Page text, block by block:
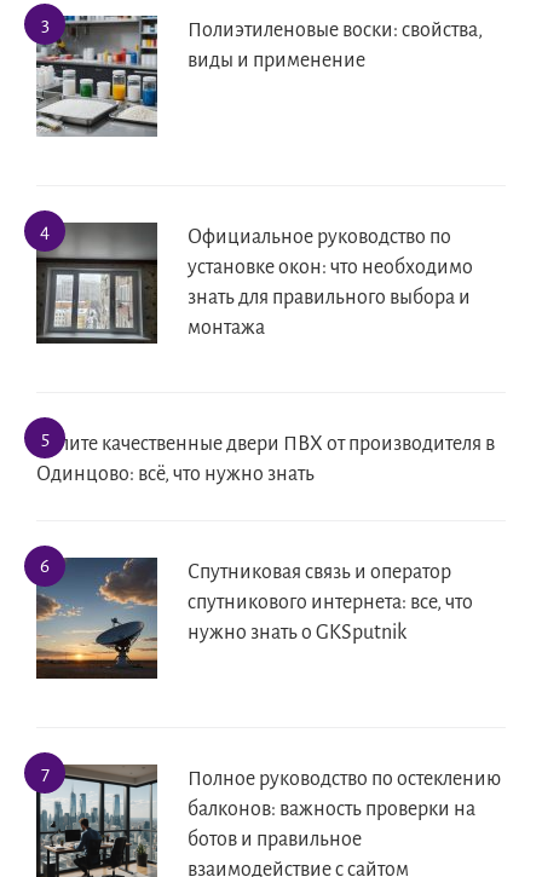
Полиэтиленовые воски: свойства,
виды и применение
Официальное руководство по
установке окон: что необходимо
знать для правильного выбора и
монтажа
Купите качественные двери ПВХ от производителя в
Одинцово: всё, что нужно знать
Спутниковая связь и оператор
спутникового интернета: все, что
нужно знать о GKSputnik
Полное руководство по остеклению
балконов: важность проверки на
ботов и правильное
взаимодействие с сайтом